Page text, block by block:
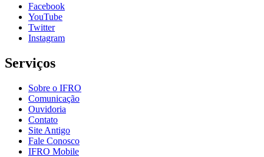
Facebook
YouTube
Twitter
Instagram
Serviços
Sobre o IFRO
Comunicação
Ouvidoria
Contato
Site Antigo
Fale Conosco
IFRO Mobile